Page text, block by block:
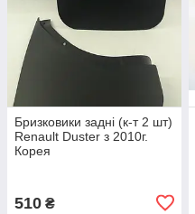
Бризковики задні (к-т 2 шт)
Renault Duster з 2010г.
Корея
510 ₴